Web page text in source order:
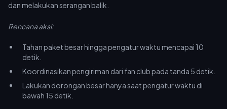
dan melakukan serangan balik.
Rencana aksi:
Tahan paket besar hingga pengatur waktu mencapai 10
detik.
Koordinasikan pengiriman dari fan club pada tanda 5 detik.
Lakukan dorongan besar hanya saat pengatur waktu di
bawah 15 detik.